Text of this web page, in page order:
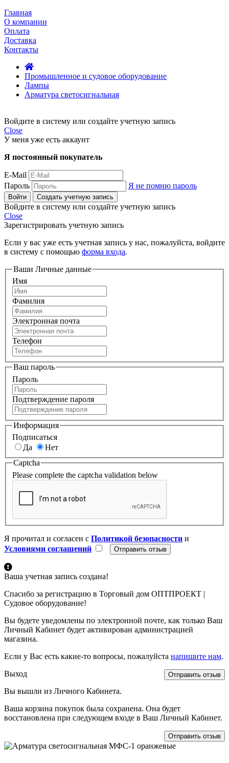
Главная
О компании
Оплата
Доставка
Контакты
Промышленное и судовое оборудование
Лампы
Арматура светосигнальная
Войдите в систему или создайте учетную запись
Close
У меня уже есть аккаунт
Я постоянный покупатель
E-Mail
Пароль
Я не помню пароль
Войти Создать учетную запись
Войдите в систему или создайте учетную запись
Close
Зарегистрировать учетную запись
Если у вас уже есть учетная запись у нас, пожалуйста, войдите
в систему с помощью форма входа.
Ваши Личные данные
Имя
Фамилия
Электронная почта
Телефон
Ваш пароль
Пароль
Подтверждение пароля
Информация
Подписаться
Да
Нет
Captcha
Please complete the captcha validation below
Я прочитал и согласен с Политикой безопасности и
Условиями соглашений
Ваша учетная запись создана!
Спасибо за регистрацию в Торговый дом ОПТПРОЕКТ |
Судовое оборудование!
Вы будете уведомлены по электронной почте, как только Ваш
Личный Кабинет будет активирован администрацией
магазина.
Если у Вас есть какие-то вопросы, пожалуйста напишите нам.
Отправить отзыв
Выход
Вы вышли из Личного Кабинета.
Ваша корзина покупок была сохранена. Она будет
восстановлена при следующем входе в Ваш Личный Кабинет.
Отправить отзыв